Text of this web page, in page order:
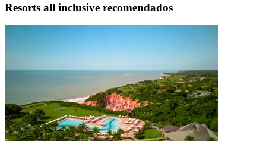
Resorts all inclusive recomendados